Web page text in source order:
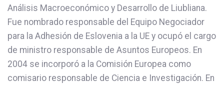
Análisis Macroeconómico y Desarrollo de Liubliana.
Fue nombrado responsable del Equipo Negociador
para la Adhesión de Eslovenia a la UE y ocupó el cargo
de ministro responsable de Asuntos Europeos. En
2004 se incorporó a la Comisión Europea como
comisario responsable de Ciencia e Investigación. En